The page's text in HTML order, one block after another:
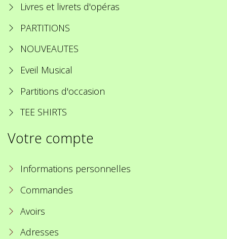
Livres et livrets d'opéras
PARTITIONS
NOUVEAUTES
Eveil Musical
Partitions d'occasion
TEE SHIRTS
Votre compte
Informations personnelles
Commandes
Avoirs
Adresses